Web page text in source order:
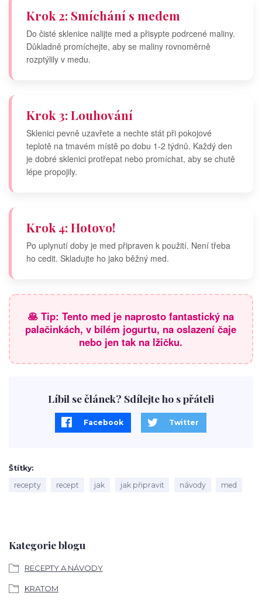
Kategorie blogu
RECEPTY A NÁVODY
KRATOM
Krok 2: Smíchání s medem
Do čisté sklenice nalijte med a přisypte podrcené maliny.
Důkladně promíchejte, aby se maliny rovnoměrně
rozptýlily v medu.
Krok 3: Louhování
Sklenici pevně uzavřete a nechte stát při pokojové
teplotě na tmavém místě po dobu 1-2 týdnů. Každý den
je dobré sklenici protřepat nebo promíchat, aby se chutě
lépe propojily.
Krok 4: Hotovo!
Po uplynutí doby je med připraven k použití. Není třeba
ho cedit. Skladujte ho jako běžný med.
🥞 Tip: Tento med je naprosto fantastický na
palačinkách, v bílém jogurtu, na oslazení čaje
nebo jen tak na lžičku.
Líbil se článek? Sdílejte ho s přáteli
Facebook Twitter
Štítky
recepty
recept jak jak připravit návody med